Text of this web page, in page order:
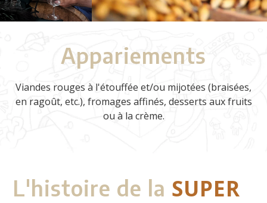
Appariements
Viandes rouges à l'étouffée et/ou mijotées (braisées,
en ragoût, etc.), fromages affinés, desserts aux fruits
ou à la crème.
L'histoire de la SUPER